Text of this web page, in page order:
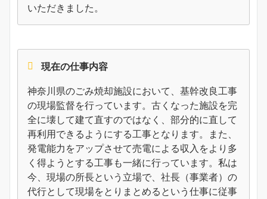
いただきました。
現在の仕事内容
神奈川県のごみ焼却施設において、基幹改良工事
の現場監督を行っています。古くなった施設を完
全に壊して建て直すのではなく、部分的に直して
再利用できるようにする工事となります。また、
発電能力をアップさせて売電による収入をより多
く得ようとする工事も一緒に行っています。私は
今、現場の所長という立場で、社長（事業者）の
代行として現場をとりまとめるという仕事に従事